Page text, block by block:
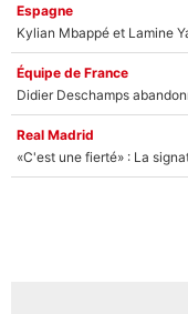
Espagne
Équipe de France
Real Madrid